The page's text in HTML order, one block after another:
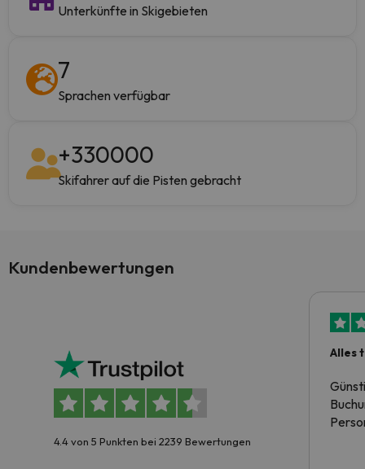
Unterkünfte in Skigebieten
7
Sprachen verfügbar
+330000
Skifahrer auf die Pisten gebracht
Kundenbewertungen
4.4 von 5 Punkten bei 2239 Bewertungen
Alles